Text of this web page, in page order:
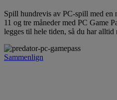
Spill hundrevis av PC-spill med en
11 og tre måneder med PC Game
legges til hele tiden, så du har alltid
Sammenlign